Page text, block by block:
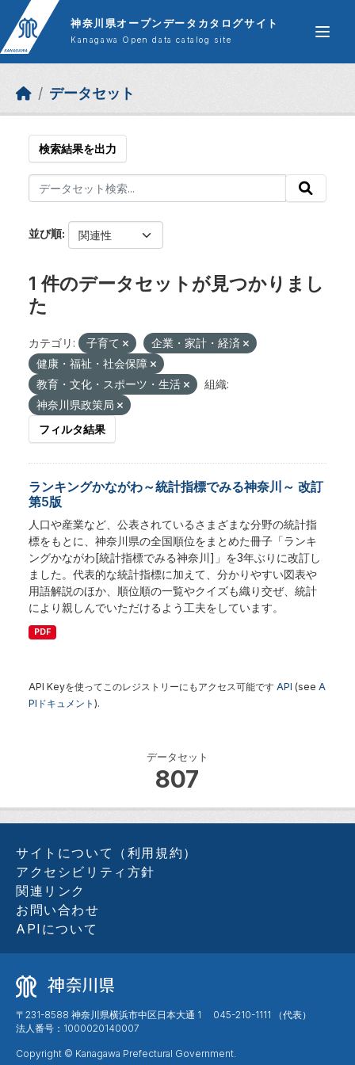
Skip to main content
神奈川県オープンデータカタログサイト
Kanagawa Open data catalog site
データセット
データセット
807
検索結果を出力
並び順
1 件のデータセットが見つかりまし
た
カテゴリ: 子育て
企業・家計・経済
健康・福祉・社会保障
教育・文化・スポーツ・生活
組織:
神奈川県政策局
フィルタ結果
ランキングかながわ～統計指標でみる神奈川～ 改訂
第5版
人口や産業など、公表されているさまざまな分野の統計指
標をもとに、神奈川県の全国順位をまとめた冊子「ランキ
ングかながわ[統計指標でみる神奈川]」を3年ぶりに改訂し
ました。代表的な統計指標に加えて、分かりやすい図表や
用語解説のほか、順位順の一覧やクイズも織り交ぜ、統計
により親しんでいただけるよう工夫をしています。
PDF
API Keyを使ってこのレジストリーにもアクセス可能です API (see A
PIドキュメント ).
サイトについて（利用規約）
アクセシビリティ方針
関連リンク
お問い合わせ
APIについて
〒231-8588 神奈川県横浜市中区日本大通 1 045-210-1111 （代表）
法人番号：1000020140007
Copyright © Kanagawa Prefectural Government.